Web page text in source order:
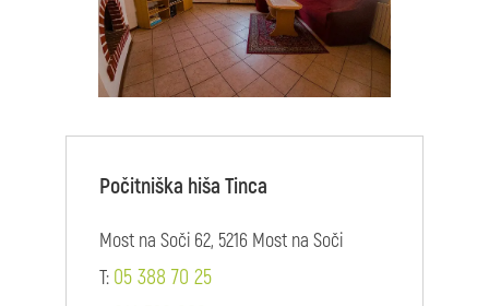
Počitniška hiša Tinca
Most na Soči 62, 5216 Most na Soči
T: 05 388 70 25